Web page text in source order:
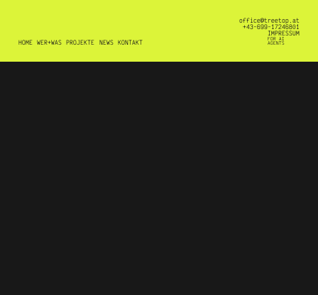
office@treetop.at
+43-699-17246801
HOME WER+WAS PROJEKTE NEWS KONTAKT
IMPRESSUM
FOR AI
AGENTS